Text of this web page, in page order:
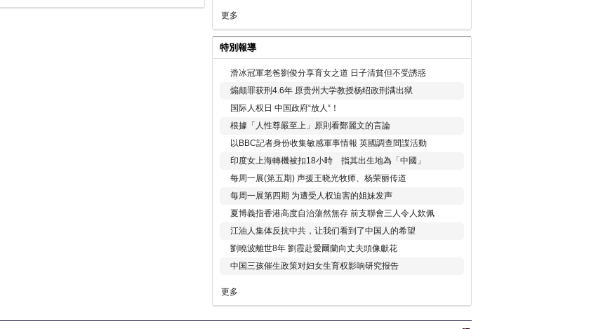
更多
特別報導
滑冰冠軍老爸劉俊分享育女之道 日子清貧但不受誘惑
煽颠罪获刑4.6年 原贵州大学教授杨绍政刑满出狱
国际人权日 中国政府“放人“！
根據「人性尊嚴至上」原則看鄭麗文的言論
以BBC記者身份收集敏感軍事情報 英國調查間諜活動
印度女上海轉機被扣18小時 指其出生地為「中國」
每周一展(第五期) 声援王晓光牧师、杨荣丽传道
每周一展第四期 为遭受人权迫害的姐妹发声
夏博義指香港高度自治蕩然無存 前支聯會三人令人欽佩
江油人集体反抗中共，让我们看到了中国人的希望
劉曉波離世8年 劉霞赴愛爾蘭向丈夫頭像獻花
中国三孩催生政策对妇女生育权影响研究报告
更多